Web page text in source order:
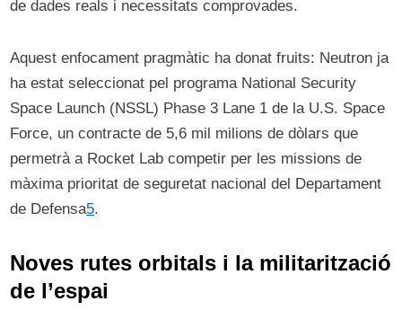
de dades reals i necessitats comprovades.
Aquest enfocament pragmàtic ha donat fruits: Neutron ja
ha estat seleccionat pel programa National Security
Space Launch (NSSL) Phase 3 Lane 1 de la U.S. Space
Force, un contracte de 5,6 mil milions de dòlars que
permetrà a Rocket Lab competir per les missions de
màxima prioritat de seguretat nacional del Departament
de Defensa5.
Noves rutes orbitals i la militarització
de l’espai